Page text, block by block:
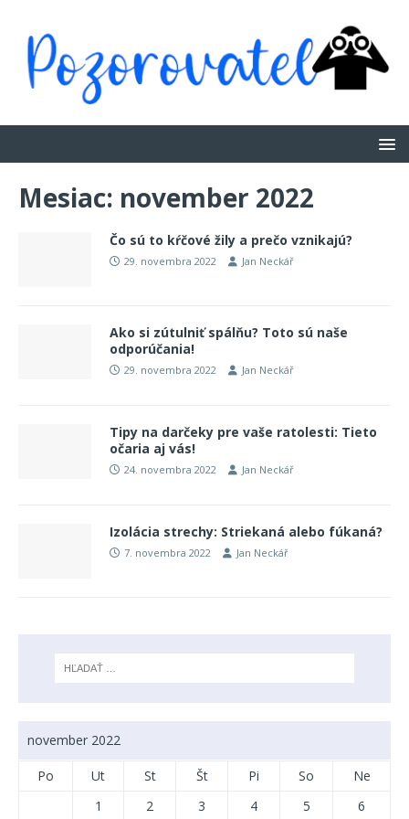
Mesiac: november 2022
Čo sú to kŕčové žily a prečo vznikajú?
29. novembra 2022 Jan Neckář
Ako si zútulniť spálňu? Toto sú naše
odporúčania!
29. novembra 2022 Jan Neckář
Tipy na darčeky pre vaše ratolesti: Tieto
očaria aj vás!
24. novembra 2022 Jan Neckář
Izolácia strechy: Striekaná alebo fúkaná?
7. novembra 2022 Jan Neckář
november 2022
Po Ut St Št Pi So
Ne
1
2 3 4 5 6